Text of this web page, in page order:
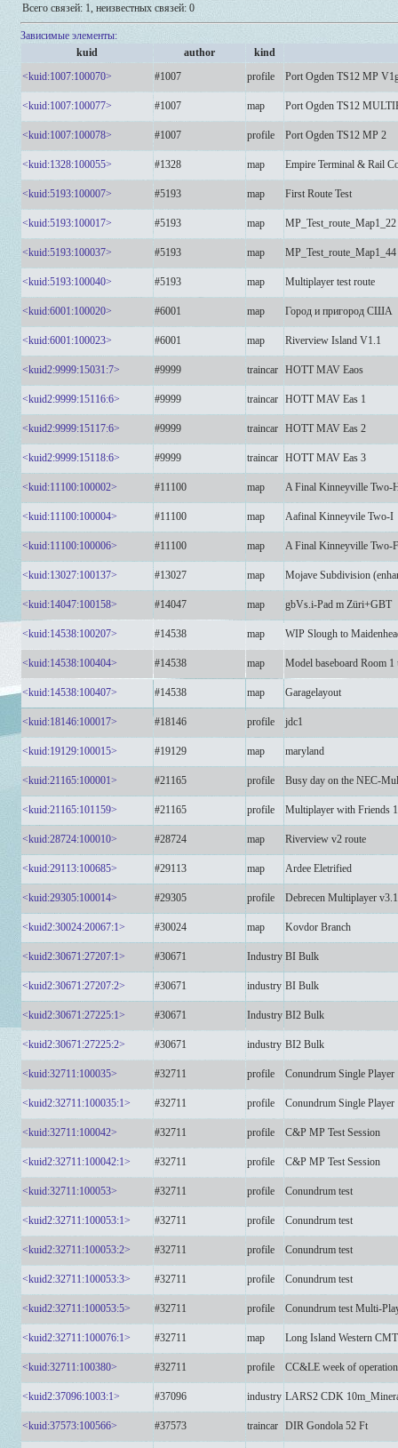
Всего связей: 1, неизвестных связей: 0
Зависимые элементы:
kuid
author
kind
<kuid:1007:100070>
#1007 profile Port Ogden TS12 MP
<kuid:1007:100077> #1007 map Port Ogden TS12
<kuid:1007:100078> #1007 profile Port Ogden TS12 MP 2
<kuid:1328:100055> #1328 map Empire Terminal & Rail
<kuid:5193:100007> #5193 map First Route Test
<kuid:5193:100017> #5193 map MP_Test_route_Map1_22
<kuid:5193:100037> #5193 map MP_Test_route_Map1_44
<kuid:5193:100040> #5193 map Multiplayer test route
<kuid:6001:100020> #6001 map Город и пригород США
<kuid:6001:100023> #6001 map Riverview Island V1.1
<kuid2:9999:15031:7> #9999 traincar HOTT MAV Eaos
<kuid2:9999:15116:6> #9999 traincar HOTT MAV Eas 1
<kuid2:9999:15117:6> #9999 traincar HOTT MAV Eas 2
<kuid2:9999:15118:6> #9999 traincar HOTT MAV Eas 3
<kuid:11100:100002> #11100 map A Final Kinneyville Two-
<kuid:11100:100004> #11100 map Aafinal Kinneyvile Two-I
<kuid:11100:100006> #11100 map A Final Kinneyville Two-F
<kuid:13027:100137> #13027 map Mojave Subdivision
<kuid:14047:100158> #14047 map gbVs.i-Pad m Züri+GBT
<kuid:14538:100207> #14538 map WIP Slough to
<kuid:14538:100404> #14538 map Model baseboard Room
<kuid:14538:100407> #14538 map Garagelayout
<kuid:18146:100017> #18146 profile jdc1
<kuid:19129:100015> #19129 map maryland
<kuid:21165:100001> #21165 profile Busy day on the NEC-
<kuid:21165:101159> #21165 profile Multiplayer with Friends 1
<kuid:28724:100010> #28724 map Riverview v2 route
<kuid:29113:100685> #29113 map Ardee Eletrified
<kuid:29305:100014> #29305 profile Debrecen Multiplayer v3.1
<kuid2:30024:20067:1> #30024 map Kovdor Branch
<kuid2:30671:27207:1> #30671 Industry BI Bulk
<kuid2:30671:27207:2> #30671 industry BI Bulk
<kuid2:30671:27225:1> #30671 Industry BI2 Bulk
<kuid2:30671:27225:2> #30671 industry BI2 Bulk
<kuid:32711:100035> #32711 profile Conundrum Single Player
<kuid2:32711:100035:1> #32711 profile Conundrum Single Player
<kuid:32711:100042> #32711 profile C&P MP Test Session
<kuid2:32711:100042:1> #32711 profile C&P MP Test Session
<kuid:32711:100053> #32711 profile Conundrum test
<kuid2:32711:100053:1> #32711 profile Conundrum test
<kuid2:32711:100053:2> #32711 profile Conundrum test
<kuid2:32711:100053:3> #32711 profile Conundrum test
<kuid2:32711:100053:5> #32711 profile Conundrum test Multi-
<kuid2:32711:100076:1> #32711 map Long Island Western
<kuid:32711:100380> #32711 profile CC&LE week of
<kuid2:37096:1003:1> #37096 industry LARS2 CDK
<kuid:37573:100566> #37573 traincar DIR Gondola 52 Ft